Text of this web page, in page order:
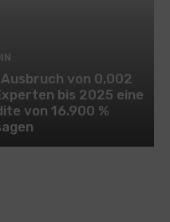
von 0,002
bis 2025 eine
von 16.900 %